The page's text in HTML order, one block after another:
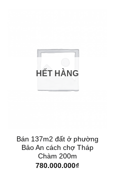
HẾT HÀNG
Bán 137m2 đất ở phường
Bảo An cách chợ Tháp
Chàm 200m
780.000.000₫